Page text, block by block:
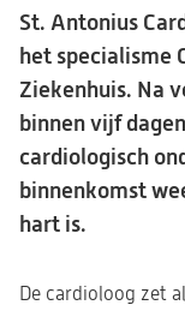
St. Antonius
het specialisme
Ziekenhuis. Na
binnen vijf
cardiologisch
binnenkomst
hart is.
De cardioloog zet